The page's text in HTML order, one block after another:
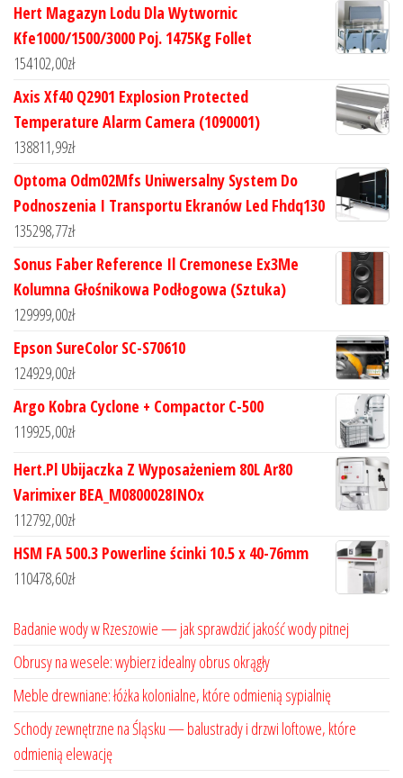
Hert Magazyn Lodu Dla Wytwornic
Kfe1000/1500/3000 Poj. 1475Kg Follet
154102,00zł
Axis Xf40 Q2901 Explosion Protected
Temperature Alarm Camera (1090001)
138811,99zł
Optoma Odm02Mfs Uniwersalny System Do
Podnoszenia I Transportu Ekranów Led Fhdq130
135298,77zł
Sonus Faber Reference Il Cremonese Ex3Me
Kolumna Głośnikowa Podłogowa (Sztuka)
129999,00zł
Epson SureColor SC-S70610
124929,00zł
Argo Kobra Cyclone + Compactor C-500
119925,00zł
Hert.Pl Ubijaczka Z Wyposażeniem 80L Ar80
Varimixer BEA_M0800028INOx
112792,00zł
HSM FA 500.3 Powerline ścinki 10.5 x 40-76mm
110478,60zł
Badanie wody w Rzeszowie — jak sprawdzić jakość wody pitnej
Obrusy na wesele: wybierz idealny obrus okrągły
Meble drewniane: łóżka kolonialne, które odmienią sypialnię
Schody zewnętrzne na Śląsku — balustrady i drzwi loftowe, które
odmienią elewację